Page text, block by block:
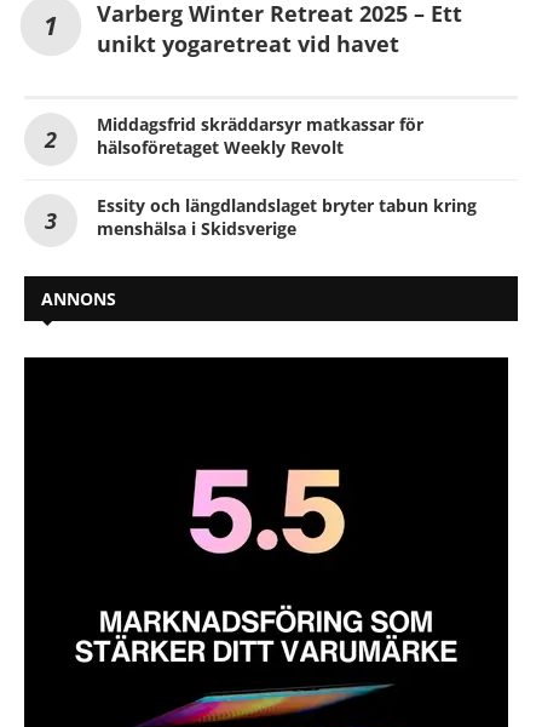
Varberg Winter Retreat 2025 – Ett
unikt yogaretreat vid havet
Middagsfrid skräddarsyr matkassar för
hälsoföretaget Weekly Revolt
Essity och längdlandslaget bryter tabun kring
menshälsa i Skidsverige
ANNONS